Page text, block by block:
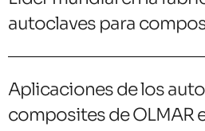
autoclaves para
Aplicaciones de los
composites de OLMAR